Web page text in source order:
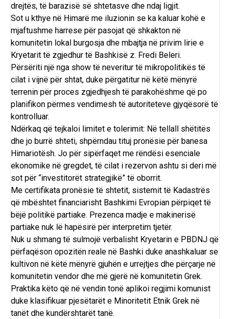
drejtës, të barazisë së shtetasve dhe ndaj ligjit.
Sot u kthye në Himarë me iluzionin se ka kaluar kohë e
mjaftushme harrese për pasojat që shkakton në
komunitetin lokal burgosja dhe mbajtja në privim lirie e
Kryetarit të zgjedhur të Bashkisë z. Fredi Beleri.
Përsëriti një nga show të neveritur të mikropolitikës të
cilat i vijnë për shtat, duke përgatitur në këtë mënyrë
terrenin për proces zgjedhjesh të parakohëshme që po
planifikon përmes vendimesh të autoriteteve gjyqësorë të
kontrolluar.
Ndërkaq që tejkaloi limitet e tolerimit: Në tellall shëtitës
dhe jo burrë shteti, shpërndau tituj pronësie për banesa
Himariotësh. Jo për sipërfaqet me rëndësi esenciale
ekonomike në gregdet, të cilat i rezervon ashtu si deri më
sot për “investitorët strategjikë” të oborrit.
Me certifikata pronësie të shtetit, sistemit të Kadastrës
që mbështet financiarisht Bashkimi Evropian përpiqet të
bëjë politikë partiake. Prezenca madje e makinerisë
partiake nuk lë hapësirë për interpretim tjetër.
Nuk u shmang të sulmojë verbalisht Kryetarin e PBDNJ që
përfaqëson opozitën reale në Bashki duke anashkaluar se
kultivon në këtë mënyrë gjuhën e urrejtjes dhe përçarje në
komunitetin vendor dhe më gjerë në komunitetin Grek.
Praktika këto që në vendin tonë aplikoi regjimi komunist
duke klasifikuar pjesëtarët e Minoritetit Etnik Grek në
tanët dhe kundërshtarët tanë.